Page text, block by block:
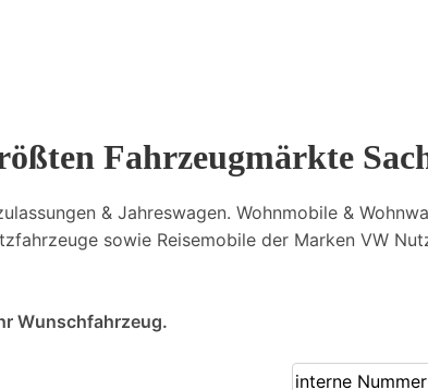
Fahrzeugmärkte
& Jahreswagen. Wohnmobile &
sowie Reisemobile der Marken VW
Wunschfahrzeug.